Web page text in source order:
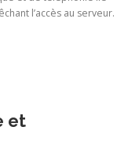
l’accès au serveur.
et